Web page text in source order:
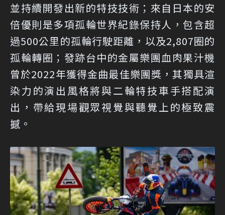
並持續開發出新的特技技術；來自日本的安
倍優則是多項孤輪世界紀錄保持人，包含超
過500公里的孤輪行駛距離，以及2,807圈的
孤輪轉圈；發跡台中的金屬樂團血肉果汁機
曾於2022年獲得金曲最佳樂團獎，其獨具渲
染力的演出風格將與二輪特技車手搭配演
出，帶給現場觀眾視覺與聽覺上的極致震
撼。